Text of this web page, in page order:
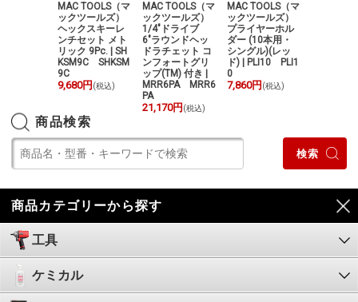
MAC TOOLS（マ
ックツールズ）
ヘックスキーレ
ンチセット メト
リック 9Pc. | SH
KSM9C SHKSM
9C
9,680円 (税込)
MAC TOOLS（マ
ックツールズ）
1/4"ドライブ
6"ラウンドヘッ
ドラチェット コ
ンフォートグリ
ップ(TM) 付き |
MRR6PA MRR6
PA
21,170円 (税込)
MAC TOOLS（マ
ックツールズ）
プライヤーホル
ダー (10本用・
シングル)(レッ
ド) | PLI10 PLI1
0
7,860円 (税込)
商品検索
商品カテゴリーから探す
工具
ケミカル